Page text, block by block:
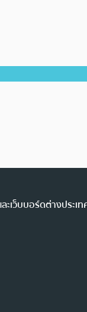
ะเว็บบอร์ดต่างประ